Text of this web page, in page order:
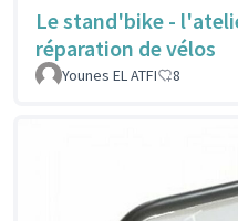
Le stand'bike -
réparation de vélos
Younes EL ATFI 8